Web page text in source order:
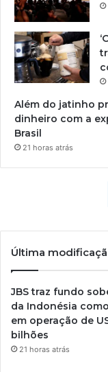
Além do jatinho
dinheiro com a
Brasil
21 horas atrás
Última
JBS traz fundo
da Indonésia
em operação de
bilhões
21 horas atrás